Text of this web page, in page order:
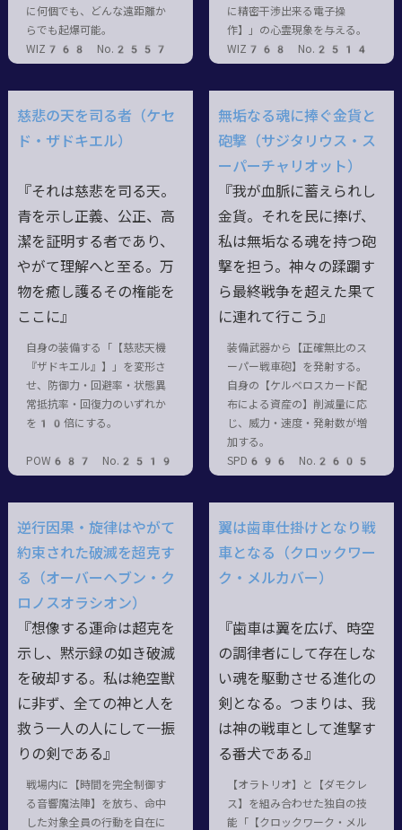
に何個でも、どんな遠距離か
らでも起爆可能。
WIZ768 No.2557
に精密干渉出来る電子操
作】」の心霊現象を与える。
WIZ768 No.2514
慈悲の天を司る者（ケセ
ド・ザドキエル）
『それは慈悲を司る天。
青を示し正義、公正、高
潔を証明する者であり、
やがて理解へと至る。万
物を癒し護るその権能を
ここに』
自身の装備する「【慈悲天機
『ザドキエル』】」を変形さ
せ、防御力・回避率・状態異
常抵抗率・回復力のいずれか
を10倍にする。
POW687 No.2519
無垢なる魂に捧ぐ金貨と
砲撃（サジタリウス・ス
ーパーチャリオット）
『我が血脈に蓄えられし
金貨。それを民に捧げ、
私は無垢なる魂を持つ砲
撃を担う。神々の蹂躙す
ら最終戦争を超えた果て
に連れて行こう』
装備武器から【正確無比のス
ーパー戦車砲】を発射する。
自身の【ケルベロスカード配
布による資産の】削減量に応
じ、威力・速度・発射数が増
加する。
SPD696 No.2605
逆行因果・旋律はやがて
約束された破滅を超克す
る（オーバーヘブン・ク
ロノスオラシオン）
『想像する運命は超克を
示し、黙示録の如き破滅
を破却する。私は絶空獣
に非ず、全ての神と人を
救う一人の人にして一振
りの剣である』
戦場内に【時間を完全制御す
る音響魔法陣】を放ち、命中
した対象全員の行動を自在に
翼は歯車仕掛けとなり戦
車となる（クロックワー
ク・メルカバー）
『歯車は翼を広げ、時空
の調律者にして存在しな
い魂を駆動させる進化の
剣となる。つまりは、我
は神の戦車として進撃す
る番犬である』
【オラトリオ】と【ダモクレ
ス】を組み合わせた独自の技
能「【クロックワーク・メル